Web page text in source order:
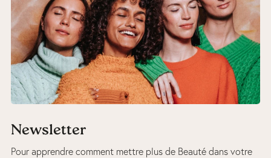
Newsletter
Pour apprendre comment mettre plus de Beauté dans votre